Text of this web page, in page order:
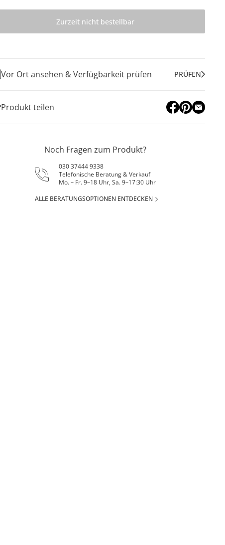
Zurzeit nicht bestellbar
Vor Ort ansehen & Verfügbarkeit prüfen PRÜFEN
Produkt teilen
Noch Fragen zum Produkt?
030 37444 9338
Telefonische Beratung & Verkauf
Mo. – Fr. 9–18 Uhr, Sa. 9–17:30 Uhr
ALLE BERATUNGSOPTIONEN ENTDECKEN